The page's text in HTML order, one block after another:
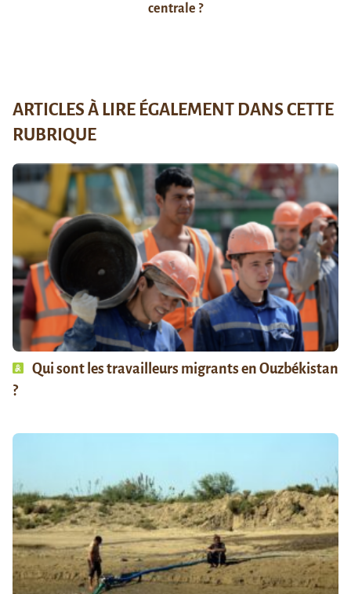
centrale ?
ARTICLES À LIRE ÉGALEMENT DANS CETTE
RUBRIQUE
Qui sont les travailleurs migrants en Ouzbékistan
?